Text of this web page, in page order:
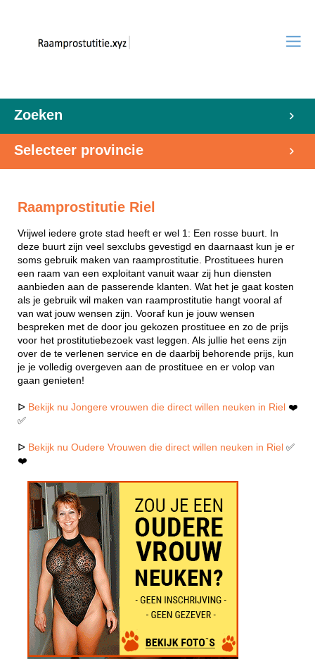
Zoeken
Selecteer provincie
Raamprostitutie Riel
Vrijwel iedere grote stad heeft er wel 1: Een rosse buurt. In
deze buurt zijn veel sexclubs gevestigd en daarnaast kun je er
soms gebruik maken van raamprostitutie. Prostituees huren
een raam van een exploitant vanuit waar zij hun diensten
aanbieden aan de passerende klanten. Wat het je gaat kosten
als je gebruik wil maken van raamprostitutie hangt vooral af
van wat jouw wensen zijn. Vooraf kun je jouw wensen
bespreken met de door jou gekozen prostituee en zo de prijs
voor het prostitutiebezoek vast leggen. Als jullie het eens zijn
over de te verlenen service en de daarbij behorende prijs, kun
je je volledig overgeven aan de prostituee en er volop van
gaan genieten!
ᐅ Bekijk nu Jongere vrouwen die direct willen neuken in Riel ❤️
✅
ᐅ Bekijk nu Oudere Vrouwen die direct willen neuken in Riel ✅
❤️